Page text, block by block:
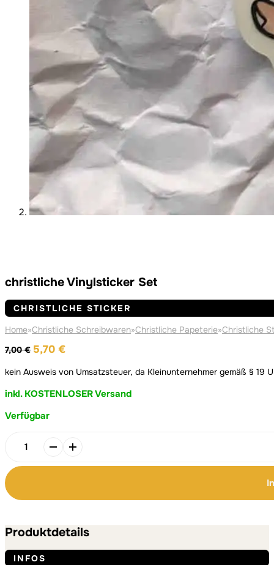
christliche Vinylsticker Set
CHRISTLICHE STICKER
Home»Christliche Schreibwaren»Christliche Papeterie»Christliche
7,00€ Ursprünglicher
war:
7,00 €
5,70 €Aktueller
ist:
5,70 €.
kein Ausweis von Umsatzsteuer, da Kleinunternehmer gemäß § 19
inkl. KOSTENLOSER Versand
Verfügbar
christliche
Vinylsticker
Menge
Produktdetails
INFOS